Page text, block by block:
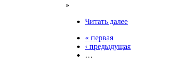
»
Читать далее
« первая
‹ предыдущая
…